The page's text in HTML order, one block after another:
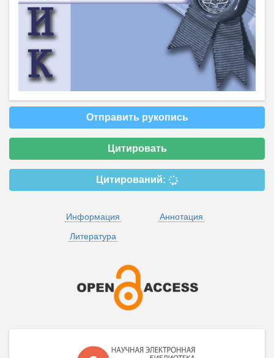
Отправить рукопись
Цитировать
Цитирований:
Информация
Аннотация
Литература